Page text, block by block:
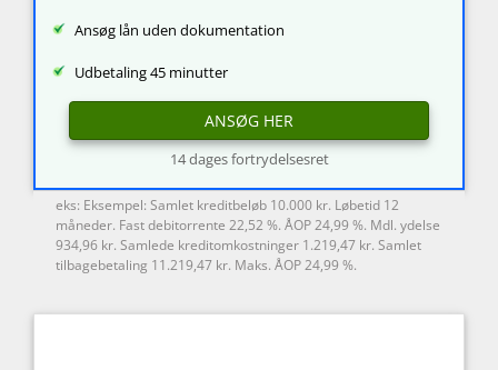
Ansøg lån uden dokumentation
Udbetaling 45 minutter
ANSØG HER
14 dages fortrydelsesret
eks: Eksempel: Samlet kreditbeløb 10.000 kr. Løbetid 12
måneder. Fast debitorrente 22,52 %. ÅOP 24,99 %. Mdl. ydelse
934,96 kr. Samlede kreditomkostninger 1.219,47 kr. Samlet
tilbagebetaling 11.219,47 kr. Maks. ÅOP 24,99 %.